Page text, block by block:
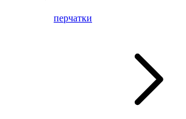
перчатки